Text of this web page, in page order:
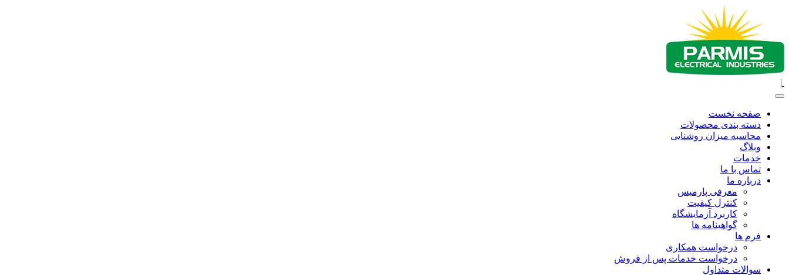
|
صفحه نخست
دسته بندی محصولات
محاسبه میزان روشنایی
وبلاگ
خدمات
تماس با ما
درباره ما
معرفی پارمیس
کنترل کیفیت
کاربرد آزمایشگاه
گواهینامه ها
فرم ها
درخواست همکاری
درخواست خدمات پس از فروش
سوالات متداول